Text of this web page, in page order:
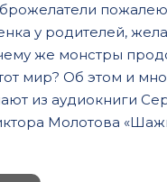
у родителей,
же монстры
мир? Об этом и
из аудиокниги
Молотова